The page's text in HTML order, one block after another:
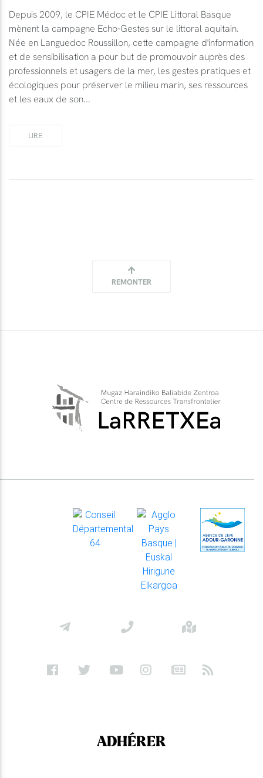
Depuis 2009, le CPIE Médoc et le CPIE Littoral Basque
mènent la campagne Echo-Gestes sur le littoral aquitain.
Née en Languedoc Roussillon, cette campagne d'information
et de sensibilisation a pour but de promouvoir auprès des
professionnels et usagers de la mer, les gestes pratiques et
écologiques pour préserver le milieu marin, ses ressources
et les eaux de son...
LIRE
REMONTER
ADHÉRER